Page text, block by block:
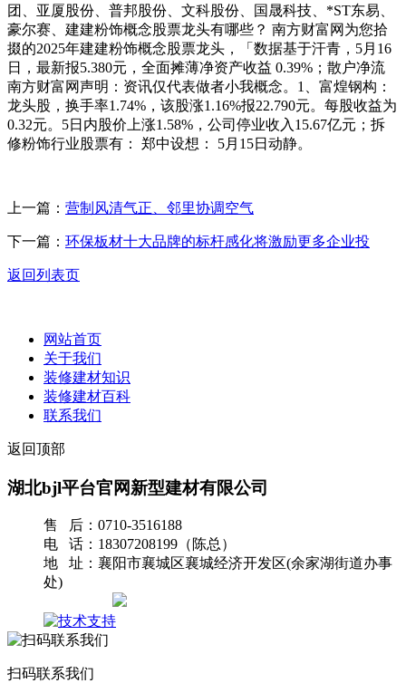
团、亚厦股份、普邦股份、文科股份、国晟科技、*ST东易、
豪尔赛、建建粉饰概念股票龙头有哪些？ 南方财富网为您拾
掇的2025年建建粉饰概念股票龙头，「数据基于汗青，5月16
日，最新报5.380元，全面摊薄净资产收益 0.39%；散户净流
南方财富网声明：资讯仅代表做者小我概念。1、富煌钢构：
龙头股，换手率1.74%，该股涨1.16%报22.790元。每股收益为
0.32元。5日内股价上涨1.58%，公司停业收入15.67亿元；拆
修粉饰行业股票有： 郑中设想： 5月15日动静。
上一篇： 营制风清气正、邻里协调空气
下一篇： 环保板材十大品牌的标杆感化将激励更多企业投
返回列表页
网站首页
关于我们
装修建材知识
装修建材百科
联系我们
返回顶部
湖北bjl平台官网新型建材有限公司
售 后：0710-3516188
电 话：18307208199（陈总）
地 址：襄阳市襄城区襄城经济开发区(余家湖街道办事
处)
扫码联系我们